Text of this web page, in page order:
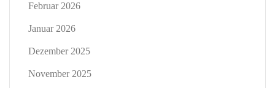
Februar 2026
Januar 2026
Dezember 2025
November 2025